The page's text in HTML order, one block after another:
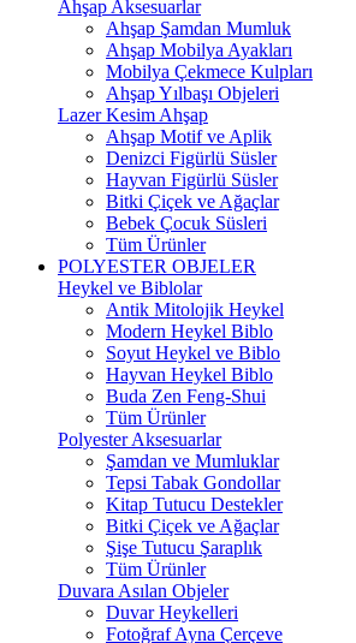
Ahşap Aksesuarlar
Ahşap Şamdan Mumluk
Ahşap Mobilya Ayakları
Mobilya Çekmece Kulpları
Ahşap Yılbaşı Objeleri
Lazer Kesim Ahşap
Ahşap Motif ve Aplik
Denizci Figürlü Süsler
Hayvan Figürlü Süsler
Bitki Çiçek ve Ağaçlar
Bebek Çocuk Süsleri
Tüm Ürünler
POLYESTER OBJELER
Heykel ve Biblolar
Antik Mitolojik Heykel
Modern Heykel Biblo
Soyut Heykel ve Biblo
Hayvan Heykel Biblo
Buda Zen Feng-Shui
Tüm Ürünler
Polyester Aksesuarlar
Şamdan ve Mumluklar
Tepsi Tabak Gondollar
Kitap Tutucu Destekler
Bitki Çiçek ve Ağaçlar
Şişe Tutucu Şaraplık
Tüm Ürünler
Duvara Asılan Objeler
Duvar Heykelleri
Fotoğraf Ayna Çerçeve